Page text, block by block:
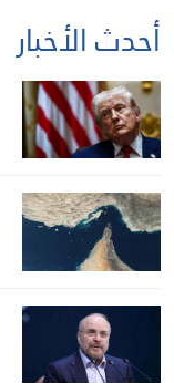
أحدث الأخبار